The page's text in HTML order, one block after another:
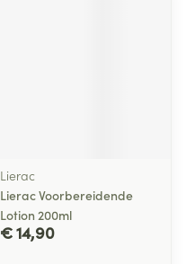
Lierac
Lierac Voorbereidende
Lotion 200ml
€ 14,90